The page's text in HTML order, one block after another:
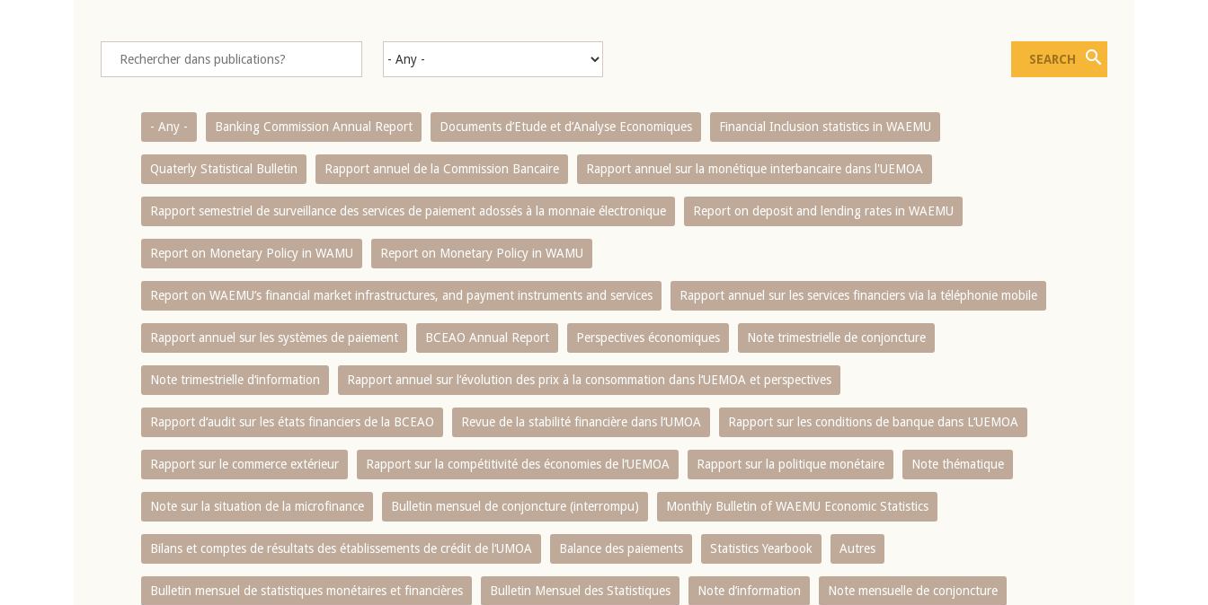
- Any - Banking Commission Annual Report Documents d’Etude et d’Analyse Economiques Financial Inclusion statistics in WAEMU
Quaterly Statistical Bulletin Rapport annuel de la Commission Bancaire Rapport annuel sur la monétique interbancaire dans l'UEMOA
Rapport semestriel de surveillance des services de paiement adossés à la monnaie électronique Report on deposit and lending rates in WAEMU
Report on Monetary Policy in WAMU Report on Monetary Policy in WAMU
Report on WAEMU’s financial market infrastructures, and payment instruments and services Rapport annuel sur les services financiers via la téléphonie mobile
Rapport annuel sur les systèmes de paiement BCEAO Annual Report Perspectives économiques Note trimestrielle de conjoncture
Note trimestrielle d‘information Rapport annuel sur l‘évolution des prix à la consommation dans l‘UEMOA et perspectives
Rapport d‘audit sur les états financiers de la BCEAO Revue de la stabilité financière dans l‘UMOA Rapport sur les conditions de banque dans L‘UEMOA
Rapport sur le commerce extérieur Rapport sur la compétitivité des économies de l‘UEMOA Rapport sur la politique monétaire Note thématique
Note sur la situation de la microfinance Bulletin mensuel de conjoncture (interrompu) Monthly Bulletin of WAEMU Economic Statistics
Bilans et comptes de résultats des établissements de crédit de l‘UMOA Balance des paiements Statistics Yearbook Autres
Bulletin mensuel de statistiques monétaires et financières Bulletin Mensuel des Statistiques Note d’information Note mensuelle de conjoncture